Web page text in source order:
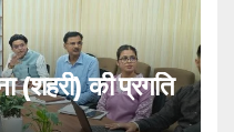
(शहरी) की प्रगति